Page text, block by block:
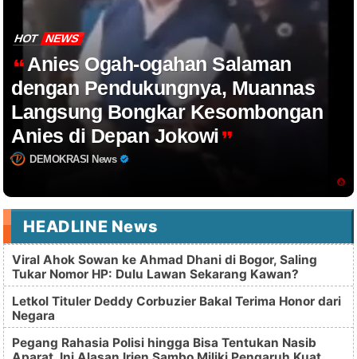
HOT NEWS
Anies Ogah-ogahan Salaman
dengan Pendukungnya, Muannas
Langsung Bongkar Kesombongan
Anies di Depan Jokowi
DEMOKRASI News
HEADLINE News
Viral Ahok Sowan ke Ahmad Dhani di Bogor, Saling
Tukar Nomor HP: Dulu Lawan Sekarang Kawan?
Letkol Tituler Deddy Corbuzier Bakal Terima Honor dari
Negara
Pegang Rahasia Polisi hingga Bisa Tentukan Nasib